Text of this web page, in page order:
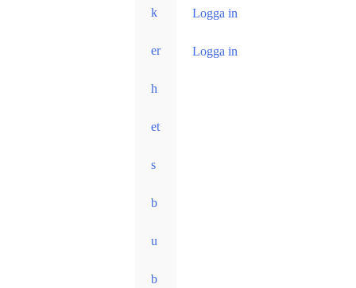
k
er
h
et
s
b
u
b
Logga in
Logga in